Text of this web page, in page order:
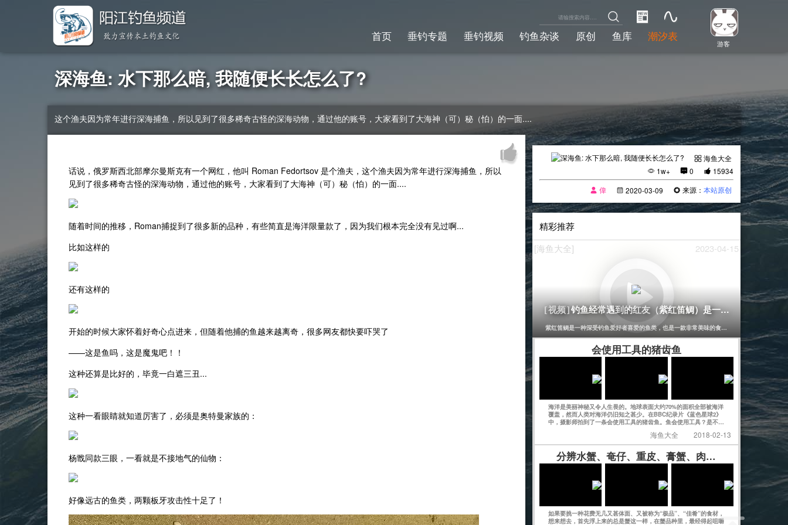
游客
首页 垂钓专题 垂钓视频 钓鱼杂谈 原创 鱼库 潮汐表
深海鱼: 水下那么暗, 我随便长长怎么了?
这个渔夫因为常年进行深海捕鱼，所以见到了很多稀奇古怪的深海动物，通过他的账号，大家看到了大海神（可）秘（怕）的一面....
话说，俄罗斯西北部摩尔曼斯克有一个网红，他叫 Roman Fedortsov 是个渔夫，这个渔夫因为常年进行深海捕鱼，所以
见到了很多稀奇古怪的深海动物，通过他的账号，大家看到了大海神（可）秘（怕）的一面....
随着时间的推移，Roman捕捉到了很多新的品种，有些简直是海洋限量款了，因为我们根本完全没有见过啊...
比如这样的
还有这样的
开始的时候大家怀着好奇心点进来，但随着他捕的鱼越来越离奇，很多网友都快要吓哭了
——这是鱼吗，这是魔鬼吧！！
这种还算是比好的，毕竟一白遮三丑...
这种一看眼睛就知道厉害了，必须是奥特曼家族的：
杨戬同款三眼，一看就是不接地气的仙物：
好像远古的鱼类，两颗板牙攻击性十足了！
海鱼大全
1w+
0
15934
偉
2020-03-09 来源：本站原创
精彩推荐
[海鱼大全]
2023-04-15
[视频]钓鱼经常遇到的红友（紫红笛鲷）是一种非常美味的鱼
紫红笛鲷是一种深受钓鱼爱好者喜爱的鱼类，也是一款非常美味的食材。它的体型较小，一
会使用工具的猪齿鱼
海洋是美丽神秘又令人生畏的。地球表面大约70%的面积全部被海洋
覆盖，然而人类对海洋仍旧知之甚少。在BBC纪录片《蓝色星球2》
中，摄影师拍到了一条会使用工具的猪齿鱼。鱼会使用工具？是不是
海鱼大全 2018-02-13
分辨水蟹、奄仔、重皮、膏蟹、肉蟹、黄油蟹...
如果要挑一种花费无几又甚体面、又被称为“极品”、“佳肴”的食材，
想来想去，首先浮上来的总是蟹这一样，在蟹品种里，最经得起咀嚼